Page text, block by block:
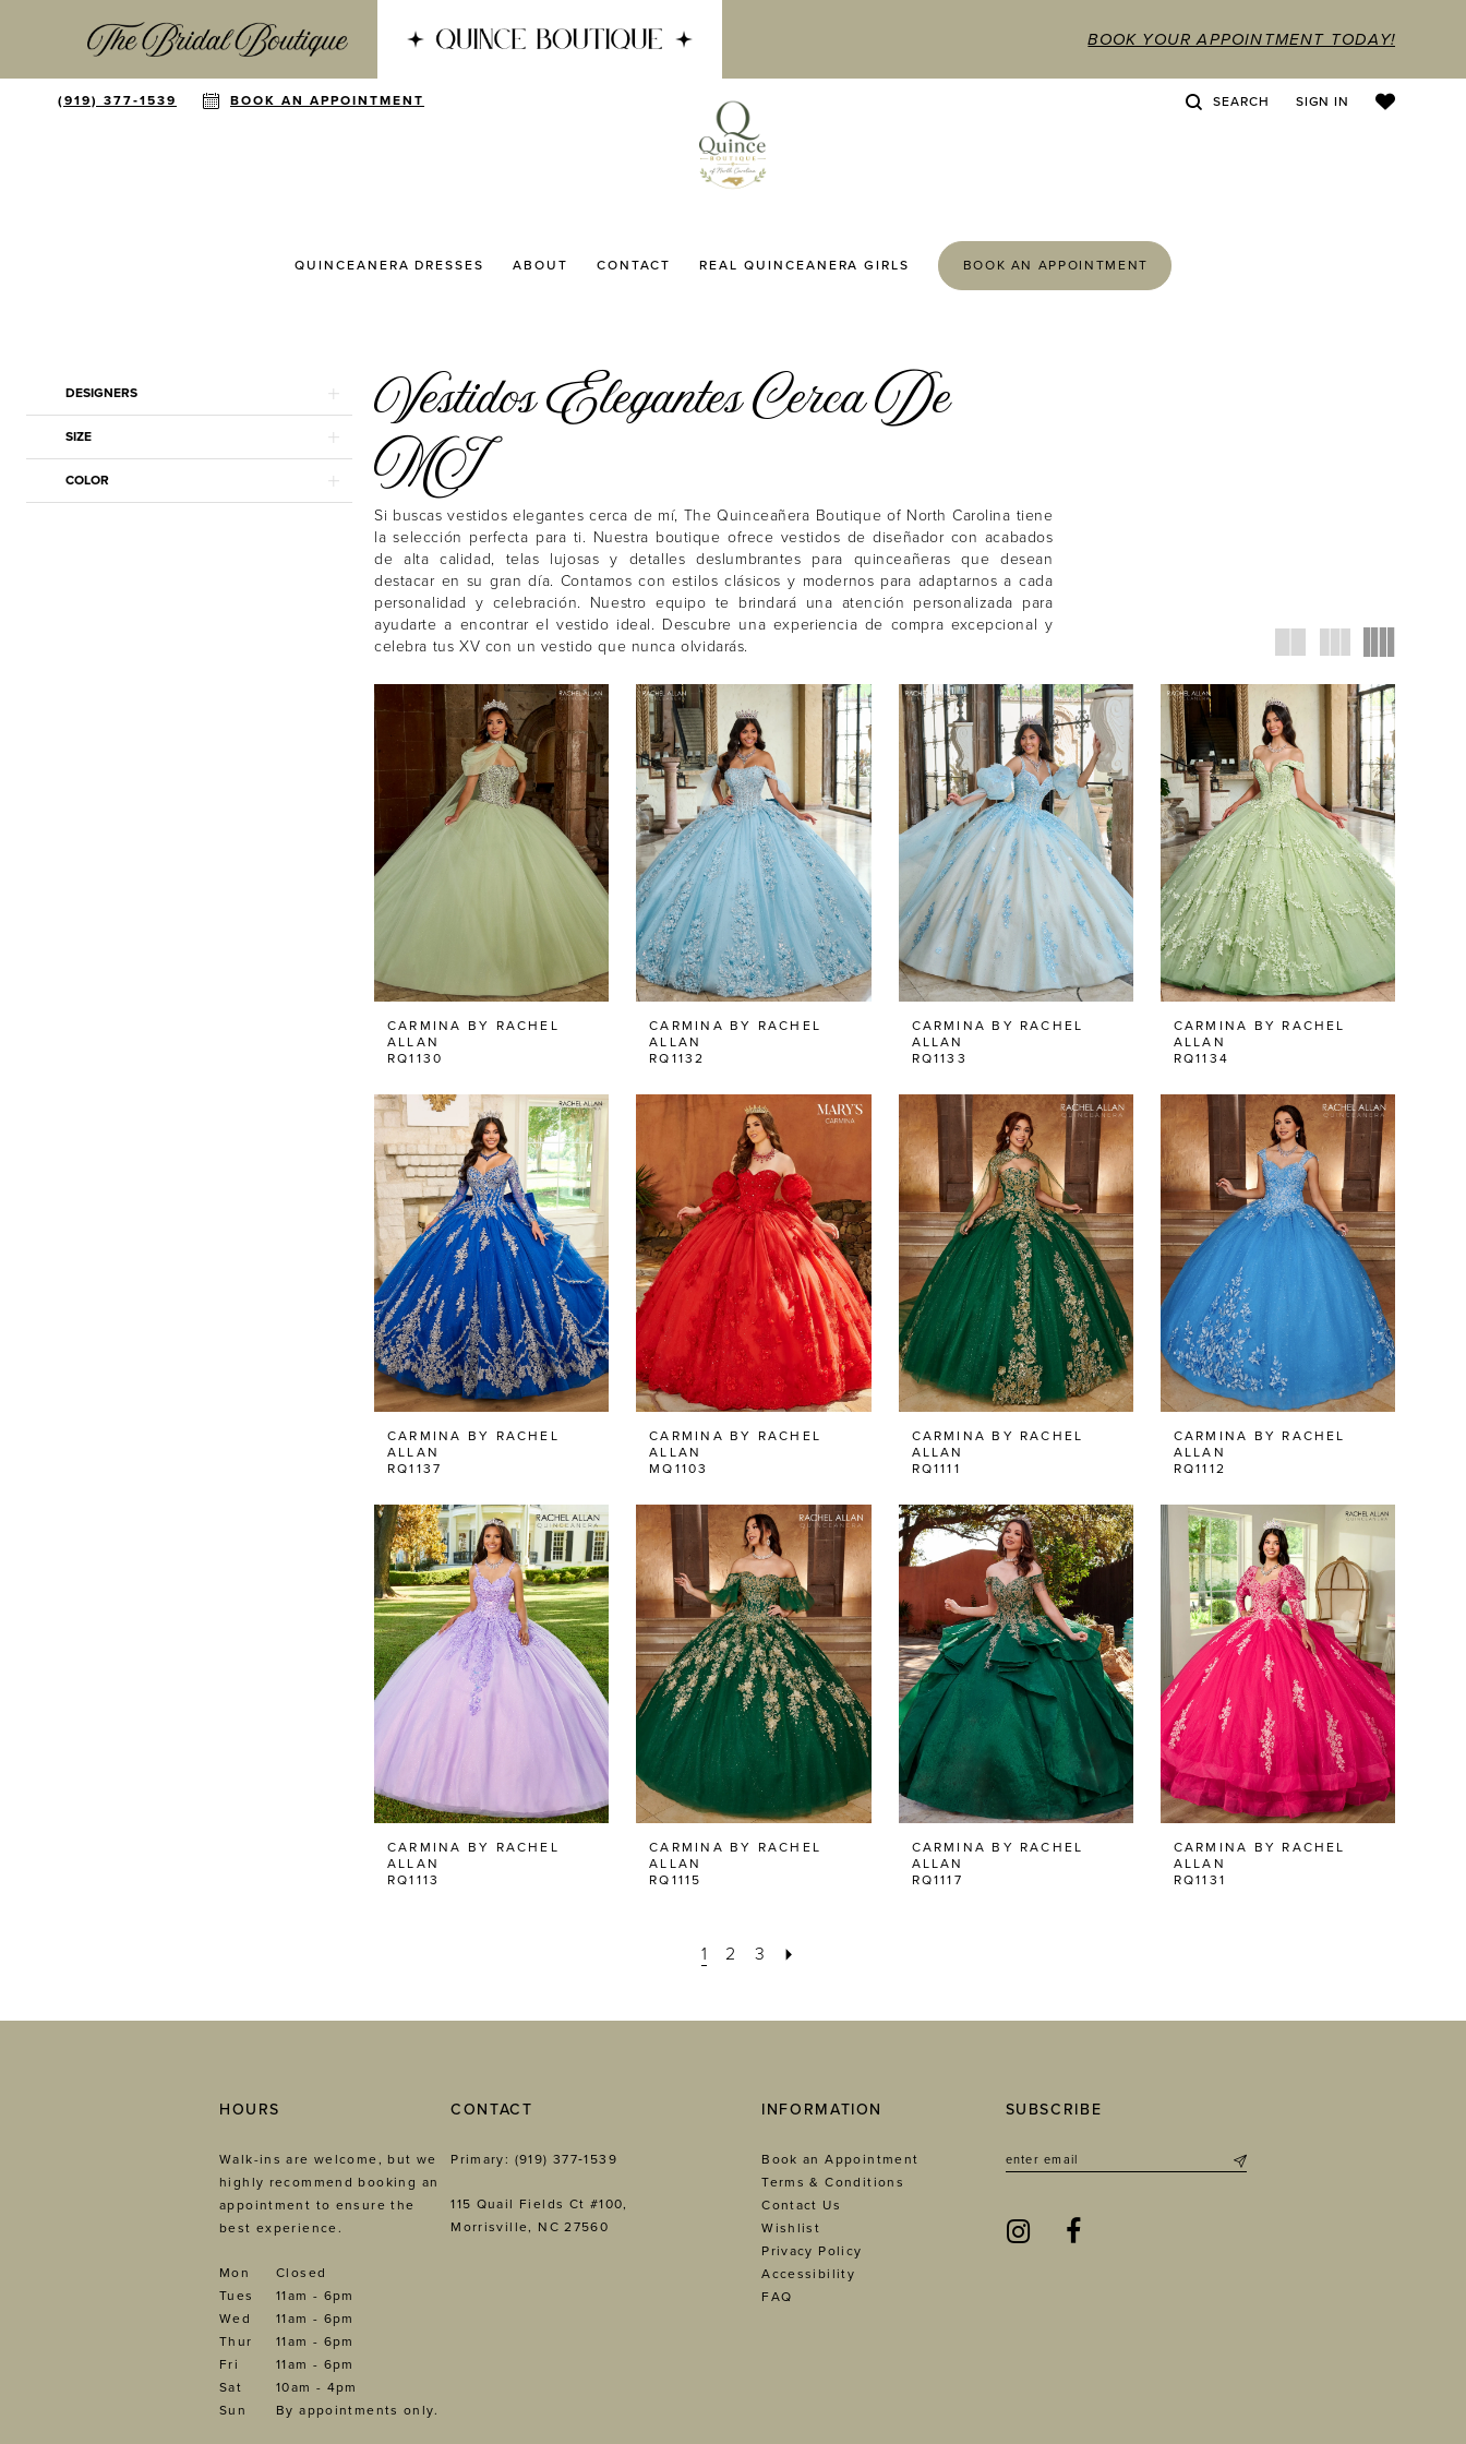
BOOK YOUR APPOINTMENT TODAY!
(919) 377‑1539 BOOK AN APPOINTMENT SEARCH SIGN IN
QUINCEANERA DRESSES ABOUT CONTACT REAL QUINCEANERA GIRLS BOOK AN APPOINTMENT
DESIGNERS
SIZE
COLOR
Vestidos Elegantes Cerca De
MI
Si buscas vestidos elegantes cerca de mí, The Quinceañera Boutique of North Carolina tiene
la selección perfecta para ti. Nuestra boutique ofrece vestidos de diseñador con acabados
de alta calidad, telas lujosas y detalles deslumbrantes para quinceañeras que desean
destacar en su gran día. Contamos con estilos clásicos y modernos para adaptarnos a cada
personalidad y celebración. Nuestro equipo te brindará una atención personalizada para
ayudarte a encontrar el vestido ideal. Descubre una experiencia de compra excepcional y
celebra tus XV con un vestido que nunca olvidarás.
CARMINA BY RACHEL
ALLAN
RQ1130
CARMINA BY RACHEL
ALLAN
RQ1132
CARMINA BY RACHEL
ALLAN
RQ1133
CARMINA BY RACHEL
ALLAN
RQ1134
CARMINA BY RACHEL
ALLAN
RQ1137
CARMINA BY RACHEL
ALLAN
MQ1103
CARMINA BY RACHEL
ALLAN
RQ1111
CARMINA BY RACHEL
ALLAN
RQ1112
CARMINA BY RACHEL
ALLAN
RQ1113
CARMINA BY RACHEL
ALLAN
RQ1115
CARMINA BY RACHEL
ALLAN
RQ1117
CARMINA BY RACHEL
ALLAN
RQ1131
1 2 3
HOURS
Walk-ins are welcome, but we
highly recommend booking an
appointment to ensure the
best experience.
Mon
Closed
Tues
11am - 6pm
Wed
11am - 6pm
Thur
11am - 6pm
Fri
11am - 6pm
Sat
10am - 4pm
Sun
By appointments only.
CONTACT
Primary: (919) 377‑1539
115 Quail Fields Ct #100,
Morrisville, NC 27560
INFORMATION
Book an Appointment
Terms & Conditions
Contact Us
Wishlist
Privacy Policy
Accessibility
FAQ
SUBSCRIBE